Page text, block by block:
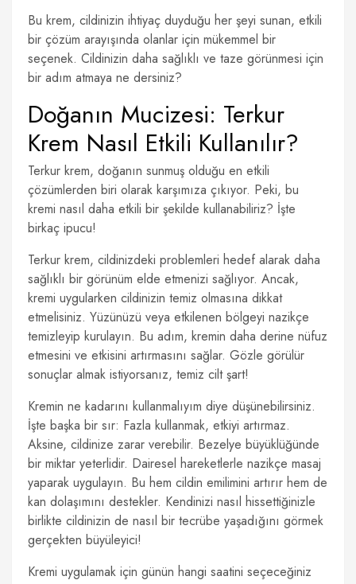
Bu krem, cildinizin ihtiyaç duyduğu her şeyi sunan, etkili
bir çözüm arayışında olanlar için mükemmel bir
seçenek. Cildinizin daha sağlıklı ve taze görünmesi için
bir adım atmaya ne dersiniz?
Doğanın Mucizesi: Terkur
Krem Nasıl Etkili Kullanılır?
Terkur krem, doğanın sunmuş olduğu en etkili
çözümlerden biri olarak karşımıza çıkıyor. Peki, bu
kremi nasıl daha etkili bir şekilde kullanabiliriz? İşte
birkaç ipucu!
Terkur krem, cildinizdeki problemleri hedef alarak daha
sağlıklı bir görünüm elde etmenizi sağlıyor. Ancak,
kremi uygularken cildinizin temiz olmasına dikkat
etmelisiniz. Yüzünüzü veya etkilenen bölgeyi nazikçe
temizleyip kurulayın. Bu adım, kremin daha derine nüfuz
etmesini ve etkisini artırmasını sağlar. Gözle görülür
sonuçlar almak istiyorsanız, temiz cilt şart!
Kremin ne kadarını kullanmalıyım diye düşünebilirsiniz.
İşte başka bir sır: Fazla kullanmak, etkiyi artırmaz.
Aksine, cildinize zarar verebilir. Bezelye büyüklüğünde
bir miktar yeterlidir. Dairesel hareketlerle nazikçe masaj
yaparak uygulayın. Bu hem cildin emilimini artırır hem de
kan dolaşımını destekler. Kendinizi nasıl hissettiğinizle
birlikte cildinizin de nasıl bir tecrübe yaşadığını görmek
gerçekten büyüleyici!
Kremi uygulamak için günün hangi saatini seçeceğiniz